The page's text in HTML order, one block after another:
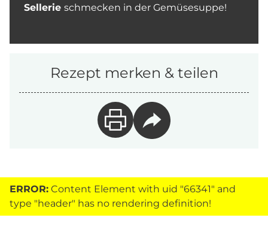
Sellerie schmecken in der Gemüsesuppe!
Rezept merken & teilen
ERROR: Content Element with uid "66341" and
type "header" has no rendering definition!